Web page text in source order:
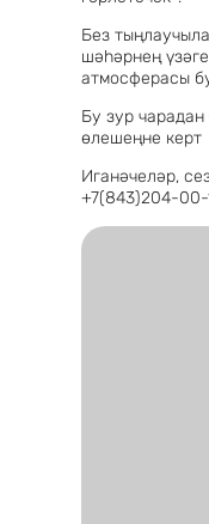
Без
шәһәрнең
атмосферасы
Бу зур чарадан
өлешеңне керт
Иганәчеләр,
+7(843)204-00-